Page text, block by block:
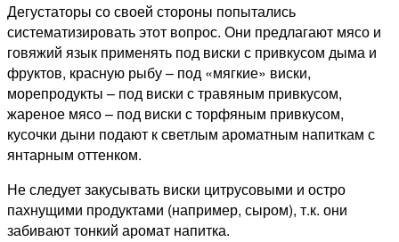
Дегустаторы со своей стороны попытались
систематизировать этот вопрос. Они предлагают мясо и
говяжий язык применять под виски с привкусом дыма и
фруктов, красную рыбу – под «мягкие» виски,
морепродукты – под виски с травяным привкусом,
жареное мясо – под виски с торфяным привкусом,
кусочки дыни подают к светлым ароматным напиткам с
янтарным оттенком.
Не следует закусывать виски цитрусовыми и остро
пахнущими продуктами (например, сыром), т.к. они
забивают тонкий аромат напитка.